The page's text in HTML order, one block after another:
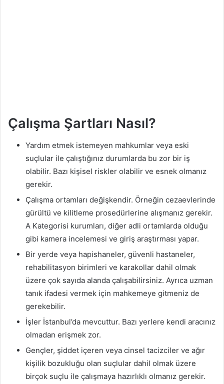
Çalışma Şartları Nasıl?
Yardım etmek istemeyen mahkumlar veya eski
suçlular ile çalıştığınız durumlarda bu zor bir iş
olabilir. Bazı kişisel riskler olabilir ve esnek olmanız
gerekir.
Çalışma ortamları değişkendir. Örneğin cezaevlerinde
gürültü ve kilitleme prosedürlerine alışmanız gerekir.
A Kategorisi kurumları, diğer adli ortamlarda olduğu
gibi kamera incelemesi ve giriş araştırması yapar.
Bir yerde veya hapishaneler, güvenli hastaneler,
rehabilitasyon birimleri ve karakollar dahil olmak
üzere çok sayıda alanda çalışabilirsiniz. Ayrıca uzman
tanık ifadesi vermek için mahkemeye gitmeniz de
gerekebilir.
İşler İstanbul’da mevcuttur. Bazı yerlere kendi aracınız
olmadan erişmek zor.
Gençler, şiddet içeren veya cinsel tacizciler ve ağır
kişilik bozukluğu olan suçlular dahil olmak üzere
birçok suçlu ile çalışmaya hazırlıklı olmanız gerekir.